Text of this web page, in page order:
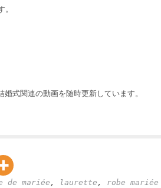
式関連の動画を随時更新しています。
de mariée, laurette , robe mariée